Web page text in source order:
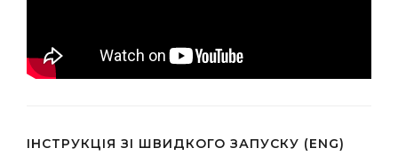
ІНСТРУКЦІЯ ЗІ ШВИДКОГО ЗАПУСКУ (ENG)